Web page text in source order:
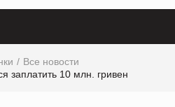
Все новости
заплатить 10 млн. гривен